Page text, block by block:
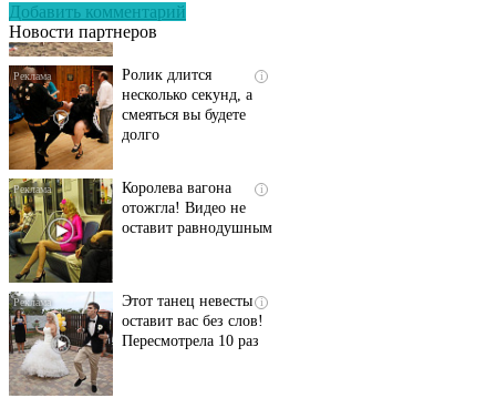
Добавить комментарий
Новости партнеров
несколько секунд, а
смеяться вы будете
долго
отожгла! Видео не
оставит равнодушным
оставит вас без слов!
Пересмотрела 10 раз